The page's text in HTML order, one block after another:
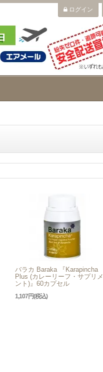
ログイン
バラカ Baraka 『Karapincha
Plus (カレーリーフ・サプリメ
ント)』60カプセル
1,107円(税込)